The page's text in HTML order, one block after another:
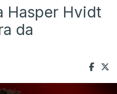
Hasper Hvidt
da